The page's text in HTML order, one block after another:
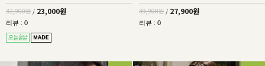
32,900원 / 23,000원
리뷰 : 0
39,900원 / 27,900원
리뷰 : 0